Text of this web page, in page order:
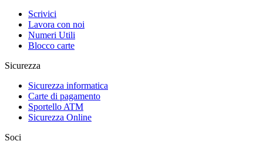
Scrivici
Lavora con noi
Numeri Utili
Blocco carte
Sicurezza
Sicurezza informatica
Carte di pagamento
Sportello ATM
Sicurezza Online
Soci